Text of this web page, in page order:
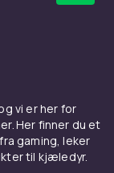
stil
for å
vi er her for
Her finner du et
gaming, leker
til kjæledyr.